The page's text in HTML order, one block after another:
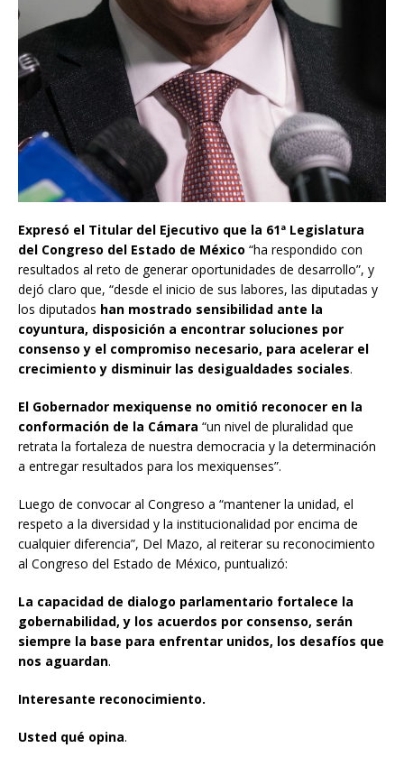
Expresó el Titular del Ejecutivo que la 61ª Legislatura
del Congreso del Estado de México “ha respondido con
resultados al reto de generar oportunidades de desarrollo”, y
dejó claro que, “desde el inicio de sus labores, las diputadas y
los diputados han mostrado sensibilidad ante la
coyuntura, disposición a encontrar soluciones por
consenso y el compromiso necesario, para acelerar el
crecimiento y disminuir las desigualdades sociales.
El Gobernador mexiquense no omitió reconocer en la
conformación de la Cámara “un nivel de pluralidad que
retrata la fortaleza de nuestra democracia y la determinación
a entregar resultados para los mexiquenses”.
Luego de convocar al Congreso a “mantener la unidad, el
respeto a la diversidad y la institucionalidad por encima de
cualquier diferencia”, Del Mazo, al reiterar su reconocimiento
al Congreso del Estado de México, puntualizó:
La capacidad de dialogo parlamentario fortalece la
gobernabilidad, y los acuerdos por consenso, serán
siempre la base para enfrentar unidos, los desafíos que
nos aguardan.
Interesante reconocimiento.
Usted qué opina.